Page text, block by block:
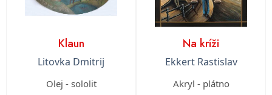
Klaun
Litovka Dmitrij
Olej - sololit
Na kríži
Ekkert Rastislav
Akryl - plátno